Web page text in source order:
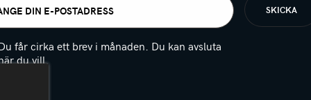
får cirka ett brev i månaden. Du kan avsluta
du vill.